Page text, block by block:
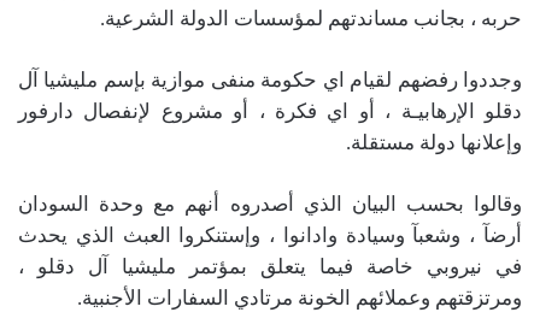
حربه ، بجانب مساندتهم لمؤسسات الدولة الشرعية.
وجددوا رفضهم لقيام اي حكومة منفى موازية بإسم مليشيا آل
دقلو الإرهابيـة ، أو اي فكرة ، أو مشروع لإنفصال دارفور
وإعلانها دولة مستقلة.
وقالوا بحسب البيان الذي أصدروه أنهم مع وحدة السودان
أرضآ ، وشعبآ وسيادة وادانوا ، وإستنكروا العبث الذي يحدث
في نيروبي خاصة فيما يتعلق بمؤتمر مليشيا آل دقلو ،
ومرتزقتهم وعملائهم الخونة مرتادي السفارات الأجنبية.